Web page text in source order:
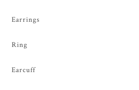
Earrings
Ring
Earcuff